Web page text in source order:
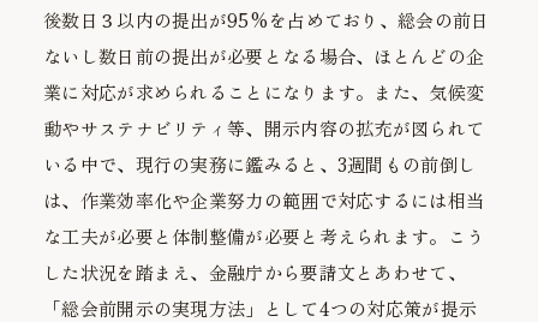
後数日３以内の提出が95%を占めており、総会の前日
ないし数日前の提出が必要となる場合、ほとんどの企
業に対応が求められることになります。また、気候変
動やサステナビリティ等、開示内容の拡充が図られて
いる中で、現行の実務に鑑みると、3週間もの前倒し
は、作業効率化や企業努力の範囲で対応するには相当
な工夫が必要と体制整備が必要と考えられます。こう
した状況を踏まえ、金融庁から要請文とあわせて、
「総会前開示の実現方法」として4つの対応策が提示